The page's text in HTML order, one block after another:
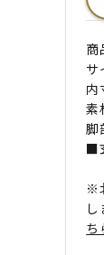
商
内
素
脚
■
※
ち